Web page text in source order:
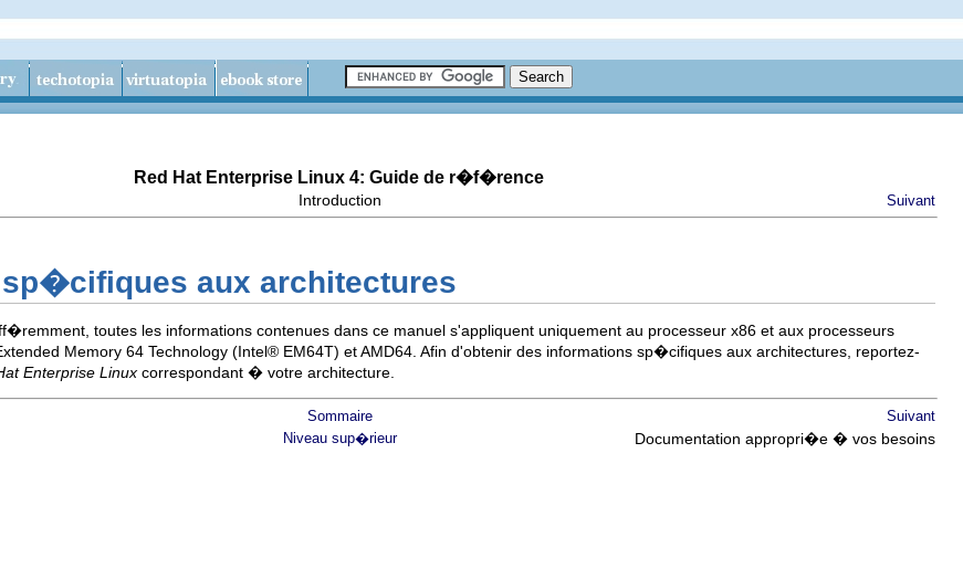
Red Hat Enterprise Linux 4: Guide de r�f�rence
Introduction Suivant
aux architectures
toutes les informations contenues dans ce manuel s'appliquent uniquement au processeur x86 et aux processeurs
Memory 64 Technology (Intel® EM64T) et AMD64. Afin d'obtenir des informations sp�cifiques aux architectures, reportez-
Enterprise Linux correspondant � votre architecture.
Sommaire Suivant
Niveau sup�rieur Documentation appropri�e � vos besoins